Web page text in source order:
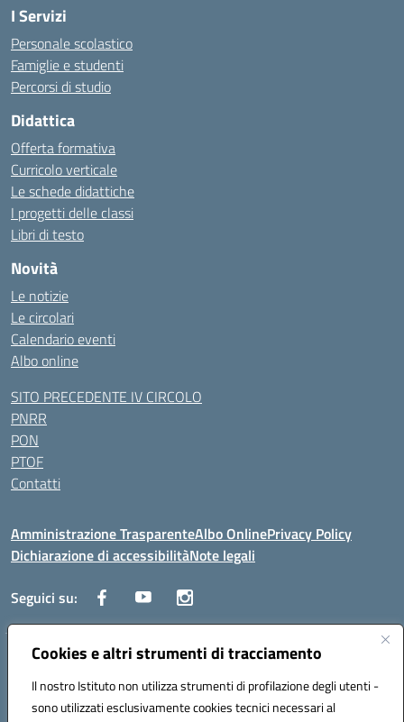
Cookies e altri strumenti di tracciamento
Il nostro Istituto non utilizza strumenti di profilazione degli utenti -
sono utilizzati esclusivamente cookies tecnici necessari al
I Servizi
Personale scolastico
Famiglie e studenti
Percorsi di studio
Didattica
Offerta formativa
Curricolo verticale
Le schede didattiche
I progetti delle classi
Libri di testo
Novità
Le notizie
Le circolari
Calendario eventi
Albo online
SITO PRECEDENTE IV CIRCOLO
PNRR
PON
PTOF
Contatti
Amministrazione TrasparenteAlbo OnlinePrivacy Policy
Dichiarazione di accessibilitàNote legali
Seguici su:
Traversa Fondo d'Orto n.19B - Cap 80053 - Castellammare di Stabia
(NA) - Tel. 0818701043 - Mail: naic847006@istruzione.it - PEC:
Codice meccanografico: NAIC847006 - Codice iPA: istsc_naic847006 -